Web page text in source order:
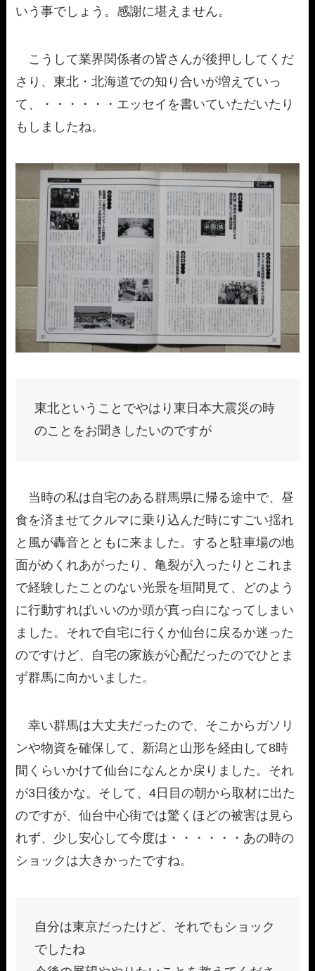
いう事でしょう。感謝に堪えません。
こうして業界関係者の皆さんが後押ししてくだ
さり、東北・北海道での知り合いが増えていっ
て、・・・・・・エッセイを書いていただいたり
もしましたね。
東北ということでやはり東日本大震災の時
のことをお聞きしたいのですが
当時の私は自宅のある群馬県に帰る途中で、昼
食を済ませてクルマに乗り込んだ時にすごい揺れ
と風が轟音とともに来ました。すると駐車場の地
面がめくれあがったり、亀裂が入ったりとこれま
で経験したことのない光景を垣間見て、どのよう
に行動すればいいのか頭が真っ白になってしまい
ました。それで自宅に行くか仙台に戻るか迷った
のですけど、自宅の家族が心配だったのでひとま
ず群馬に向かいました。
幸い群馬は大丈夫だったので、そこからガソリ
ンや物資を確保して、新潟と山形を経由して8時
間くらいかけて仙台になんとか戻りました。それ
が3日後かな。そして、4日目の朝から取材に出た
のですが、仙台中心街では驚くほどの被害は見ら
れず、少し安心して今度は・・・・・・あの時の
ショックは大きかったですね。
自分は東京だったけど、それでもショック
でしたね